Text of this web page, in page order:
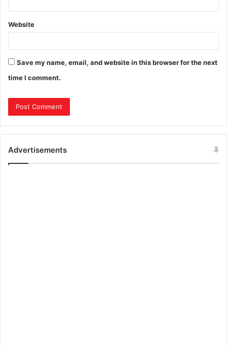
Website
Save my name, email, and website in this browser for the next
time I comment.
Advertisements